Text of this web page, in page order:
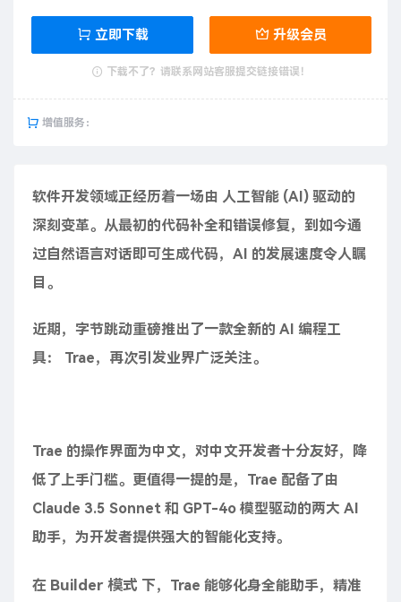
立即下载 升级会员
下载不了？请联系网站客服提交链接错误！
增值服务：
软件开发领域正经历着一场由 人工智能 (AI) 驱动的
深刻变革。从最初的代码补全和错误修复，到如今通
过自然语言对话即可生成代码，AI 的发展速度令人瞩
目。
近期，字节跳动重磅推出了一款全新的 AI 编程工
具： Trae，再次引发业界广泛关注。
Trae 的操作界面为中文，对中文开发者十分友好，降
低了上手门槛。更值得一提的是，Trae 配备了由
Claude 3.5 Sonnet 和 GPT-4o 模型驱动的两大 AI
助手，为开发者提供强大的智能化支持。
在 Builder 模式 下，Trae 能够化身全能助手，精准